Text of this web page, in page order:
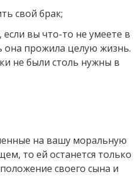
свой брак;
если вы что-то не умеете в
она прожила целую жизнь.
не были столь нужны в
на вашу моральную
то ей останется только
своего сына и